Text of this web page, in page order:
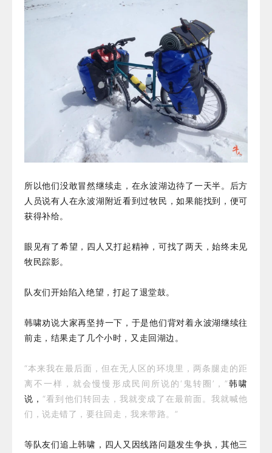
所以他们没敢冒然继续走，在永波湖边待了一天半。后方
人员说有人在永波湖附近看到过牧民，如果能找到，便可
获得补给。
眼见有了希望，四人又打起精神，可找了两天，始终未见
牧民踪影。
队友们开始陷入绝望，打起了退堂鼓。
韩啸劝说大家再坚持一下，于是他们背对着永波湖继续往
前走，结果走了几个小时，又走回湖边。
“本来我在最后面，但在无人区的环境里，两条腿走的距
离不一样，就会慢慢形成民间所说的‘鬼转圈’，”韩啸
说，“看到他们转回去，我就变成了在最前面。我就喊他
们，说走错了，要往回走，我来带路。”
等队友们追上韩啸，四人又因线路问题发生争执，其他三